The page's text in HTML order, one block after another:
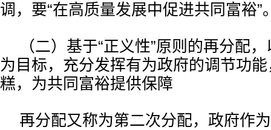
调，要“在高质量发展中促进共同富裕”
（二）基于“正义性”原则的再分配
为目标，充分发挥有为政府的调节功
糕，为共同富裕提供保障
再分配又称为第二次分配，政府作